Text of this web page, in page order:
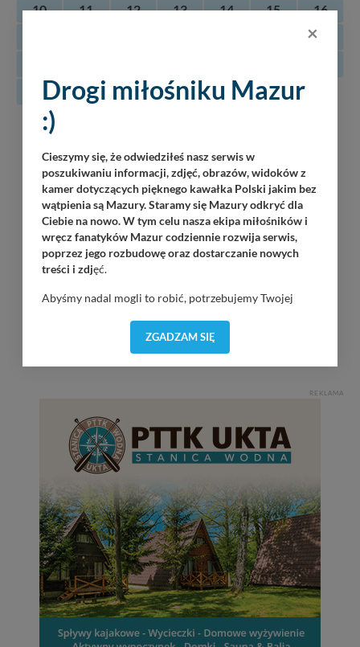
10
11 12 13 14 15
16
23
08
08.2026
oJ TaM
Wilkasy / Port Resort Niegocin / 20:00
Korzuh
Wilkasy / Port AZS Wilkasy / 21:00
Ruciane-Nida / Przystań OW Wodnik / 20:00
KRiSU Krzysztof Bańka
Górkło / Marina Górkło / 21:00
REKLAMA
×
Drogi miłośniku Mazur
:)
Cieszymy się, że odwiedziłeś nasz serwis w
poszukiwaniu informacji, zdjęć, obrazów, widoków z
kamer dotyczących pięknego kawałka Polski jakim bez
wątpienia są Mazury. Staramy się Mazury odkryć dla
Ciebie na nowo. W tym celu nasza ekipa miłośników i
wręcz fanatyków Mazur codziennie rozwija serwis,
poprzez jego rozbudowę oraz dostarczanie nowych
treści i zdjęć.
Abyśmy nadal mogli to robić, potrzebujemy Twojej
dostosować do Twoich preferencji. Twoje dane (w tym
pliki cookies) będą zapisywane w celu usprawnienia
zmieniać zakresu naszych uprawnień. Twoje dane są u
nas bezpieczne, jeśli masz wątpliwości co do naszych
intencji, zawsze możesz wycofać swoją zgodę. Więcej
informacji uzyskach w naszej
Klikając znak X lub przycisk PRZEJDŹ DO SERWISU
wyrażasz zgodę na przetwarzanie Twoich danych.
Nasz serwis nie wykorzystuje oraz nie udostępnia
Twoich danych innym podmiotom oraz osobom
trzecim. Wyjątkiem jest sytuacja, gdy przekazanie
Twoich danych jest elementem usługi (przekazanie
danych z formularza kontaktowego, przekazanie danych
w przypadku rezerwacji usług typu: nocleg, czartery,
itp). Więcej informacji o zasadach i funkcjonalności
ZGADZAM SIĘ